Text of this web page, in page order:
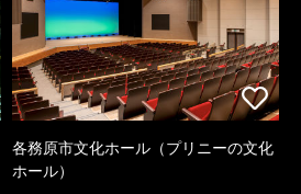
各務原市文化ホール（プリニーの文化
ホール）